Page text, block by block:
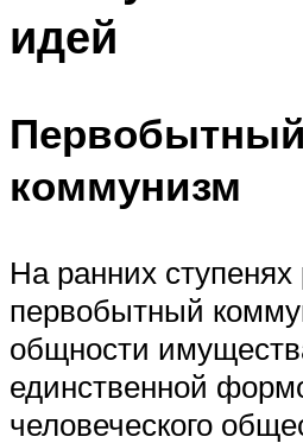
идей
Первобытный
коммунизм
На ранних ступенях
первобытный
общности
единственной
человеческого